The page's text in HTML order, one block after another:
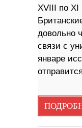
XVIII по XI
довольно
связи с
январе